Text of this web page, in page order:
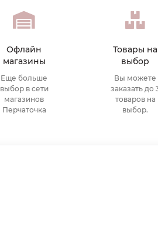
Офлайн
магазины
Еще больше
выбор в сети
магазинов
Перчаточка
Товары на
выбор
Вы можете
заказать до
товаров на
выбор.